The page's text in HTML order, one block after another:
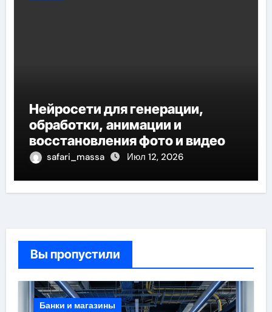
Нейросети для генерации,
обработки, анимации и
восстановления фото и видео
safari_massa Июл 12, 2026
Вы пропустили
Банки и магазины